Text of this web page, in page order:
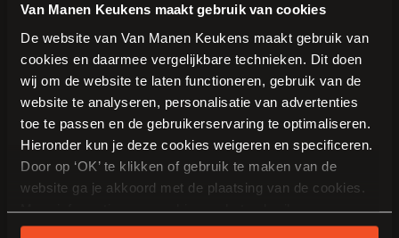
Van Manen Keukens maakt gebruik van cookies
De website van Van Manen Keukens maakt gebruik van
cookies en daarmee vergelijkbare technieken. Dit doen
wij om de website te laten functioneren, gebruik van de
website te analyseren, personalisatie van advertenties
toe te passen en de gebruikerservaring te optimaliseren.
Hieronder kun je deze cookies weigeren en specificeren.
Door op ‘OK’ te klikken of gebruik te maken van de
website ga je akkoord met de plaatsing van de cookies.
Meer informatie over cookies en het gebruik van
persoonsgegevens door Van Manen Keukens vind je
Meer weten over deze
keuken?
Vraag het aan Maaike !